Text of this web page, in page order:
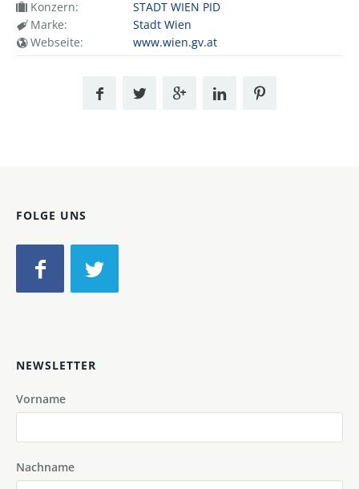
Konzern:
STADT WIEN PID
Marke:
Stadt Wien
Webseite:
www.wien.gv.at
FOLGE UNS
NEWSLETTER
Vorname
Nachname